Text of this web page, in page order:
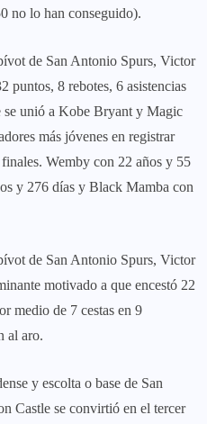
no lo han conseguido).
de San Antonio Spurs, Victor
puntos, 8 rebotes, 6 asistencias
se unió a Kobe Bryant y Magic
más jóvenes en registrar
Wemby con 22 años y 55
y 276 días y Black Mamba con
de San Antonio Spurs, Victor
motivado a que encestó 22
medio de 7 cestas en 9
al aro.
y escolta o base de San
Castle se convirtió en el tercer